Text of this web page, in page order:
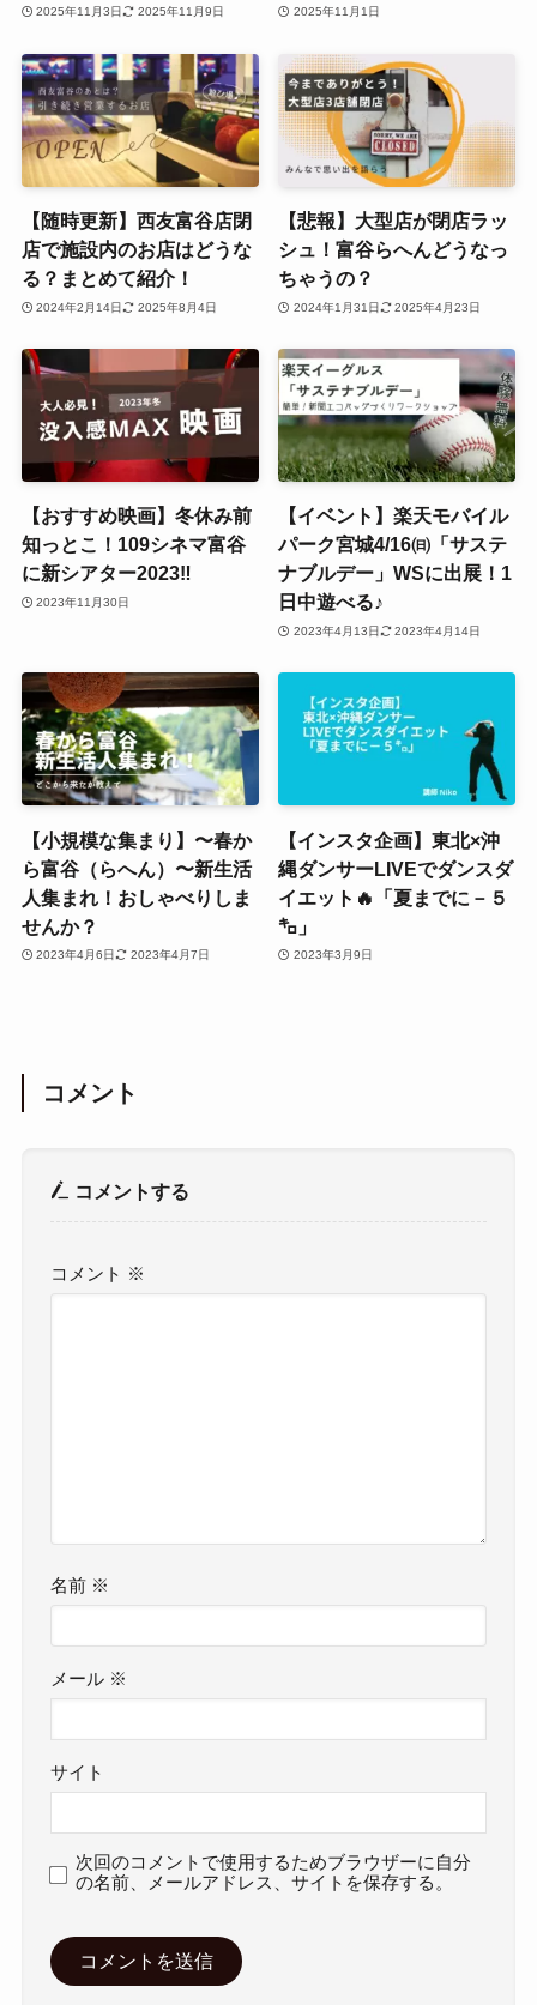
2025年11月3日 2025年11月9日 2025年11月1日
【随時更新】西友富谷店閉
店で施設内のお店はどうな
る？まとめて紹介！
2024年2月14日 2025年8月4日
【悲報】大型店が閉店ラッ
シュ！富谷らへんどうなっ
ちゃうの？
2024年1月31日 2025年4月23日
【おすすめ映画】冬休み前
知っとこ！109シネマ富谷
に新シアター2023‼
2023年11月30日
【イベント】楽天モバイル
パーク宮城4/16㈰「サステ
ナブルデー」WSに出展！1
日中遊べる♪
2023年4月13日 2023年4月14日
【小規模な集まり】〜春か
ら富谷（らへん）〜新生活
人集まれ！おしゃべりしま
せんか？
2023年4月6日 2023年4月7日
【インスタ企画】東北×沖
縄ダンサーLIVEでダンスダ
イエット🔥「夏までに－５
㌔」
2023年3月9日
コメント
コメントする
コメント ※
名前 ※
メール ※
サイト
次回のコメントで使用するためブラウザーに自分
の名前、メールアドレス、サイトを保存する。